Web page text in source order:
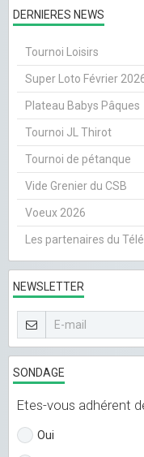
DERNIERES NEWS
Tournoi Loisirs
Super Loto Février
Plateau Babys Pâques
Tournoi JL Thirot
Tournoi de pétanque
Vide Grenier du CSB
Voeux 2026
Les partenaires du
NEWSLETTER
SONDAGE
Etes-vous adhérent
Oui